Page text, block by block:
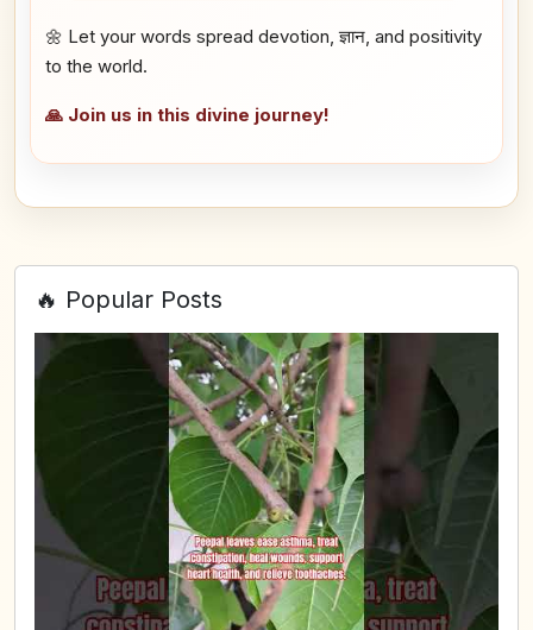
🌼 Let your words spread devotion, ज्ञान, and positivity
to the world.
🙏 Join us in this divine journey!
🔥 Popular Posts